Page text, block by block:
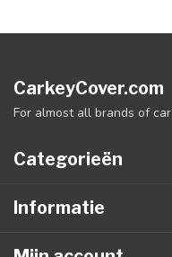
CarkeyCover.com
For almost all brands of car
Categorieën
Informatie